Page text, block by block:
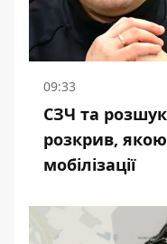
09:33
СЗЧ та
розкрив,
мобілізації